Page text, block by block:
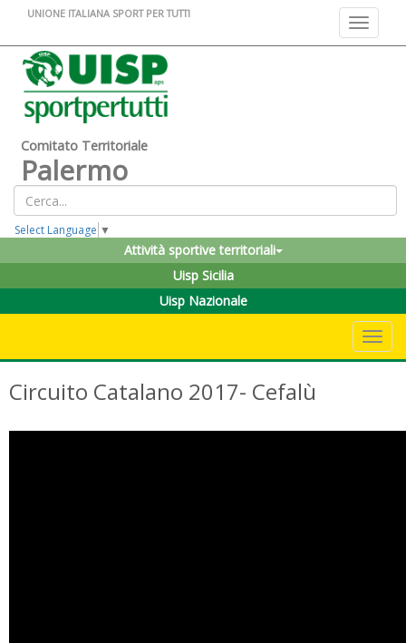
Toggle
UNIONE ITALIANA SPORT PER TUTTI
Comitato Territoriale
Palermo
Select Language ▼
Attività sportive territoriali
Uisp Sicilia
Uisp Nazionale
Circuito Catalano 2017- Cefalù